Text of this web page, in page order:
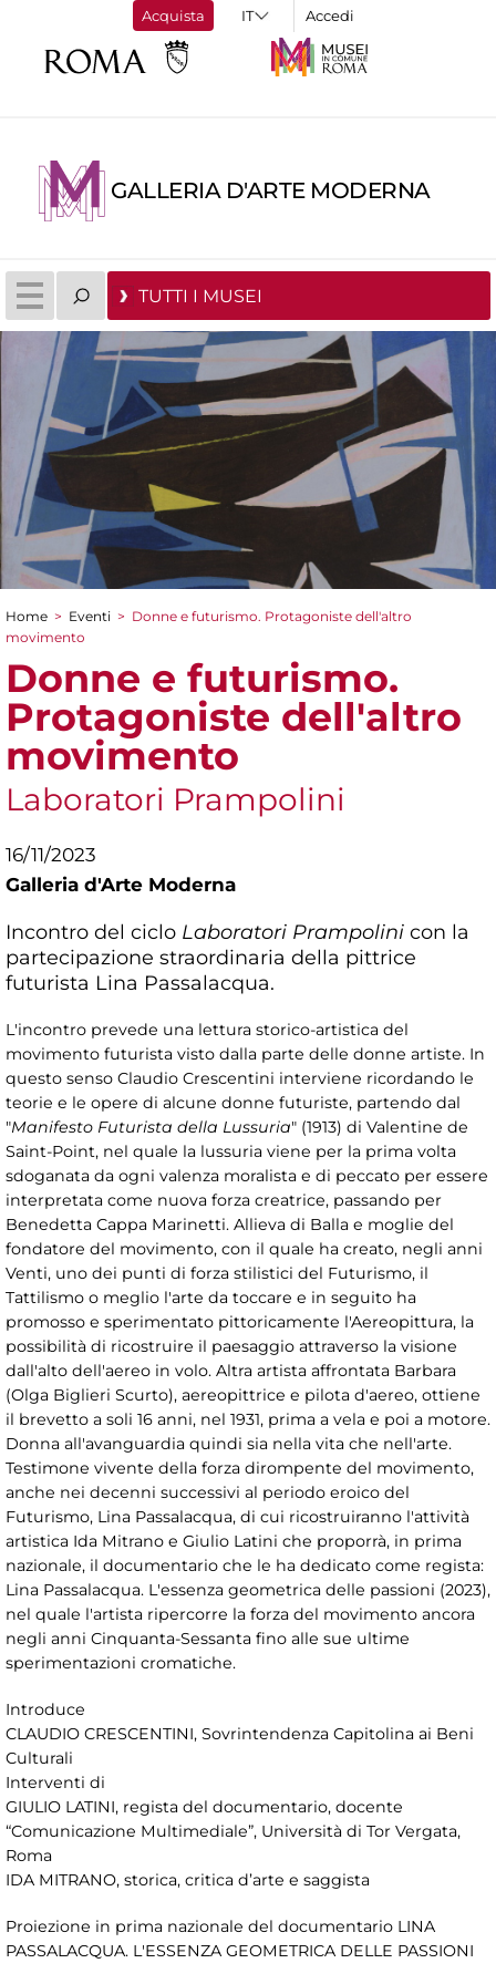
Acquista Accedi
GALLERIA D'ARTE MODERNA
TUTTI I MUSEI
Tu sei qui
Home > Eventi > Donne e futurismo. Protagoniste dell'altro
movimento
Donne e futurismo.
Protagoniste dell'altro
movimento
Laboratori Prampolini
16/11/2023
Galleria d'Arte Moderna
Incontro del ciclo Laboratori Prampolini con la
partecipazione straordinaria della pittrice
futurista Lina Passalacqua.
L'incontro prevede una lettura storico-artistica del
movimento futurista visto dalla parte delle donne artiste. In
questo senso Claudio Crescentini interviene ricordando le
teorie e le opere di alcune donne futuriste, partendo dal
"Manifesto Futurista della Lussuria" (1913) di Valentine de
Saint-Point, nel quale la lussuria viene per la prima volta
sdoganata da ogni valenza moralista e di peccato per essere
interpretata come nuova forza creatrice, passando per
Benedetta Cappa Marinetti. Allieva di Balla e moglie del
fondatore del movimento, con il quale ha creato, negli anni
Venti, uno dei punti di forza stilistici del Futurismo, il
Tattilismo o meglio l'arte da toccare e in seguito ha
promosso e sperimentato pittoricamente l'Aereopittura, la
possibilità di ricostruire il paesaggio attraverso la visione
dall'alto dell'aereo in volo. Altra artista affrontata Barbara
(Olga Biglieri Scurto), aereopittrice e pilota d'aereo, ottiene
il brevetto a soli 16 anni, nel 1931, prima a vela e poi a motore.
Donna all'avanguardia quindi sia nella vita che nell'arte.
Testimone vivente della forza dirompente del movimento,
anche nei decenni successivi al periodo eroico del
Futurismo, Lina Passalacqua, di cui ricostruiranno l'attività
artistica Ida Mitrano e Giulio Latini che proporrà, in prima
nazionale, il documentario che le ha dedicato come regista:
Lina Passalacqua. L'essenza geometrica delle passioni (2023),
nel quale l'artista ripercorre la forza del movimento ancora
negli anni Cinquanta-Sessanta fino alle sue ultime
sperimentazioni cromatiche.
Introduce
CLAUDIO CRESCENTINI, Sovrintendenza Capitolina ai Beni
Culturali
Interventi di
GIULIO LATINI, regista del documentario, docente
“Comunicazione Multimediale”, Università di Tor Vergata,
Roma
IDA MITRANO, storica, critica d’arte e saggista
Proiezione in prima nazionale del documentario LINA
PASSALACQUA. L'ESSENZA GEOMETRICA DELLE PASSIONI